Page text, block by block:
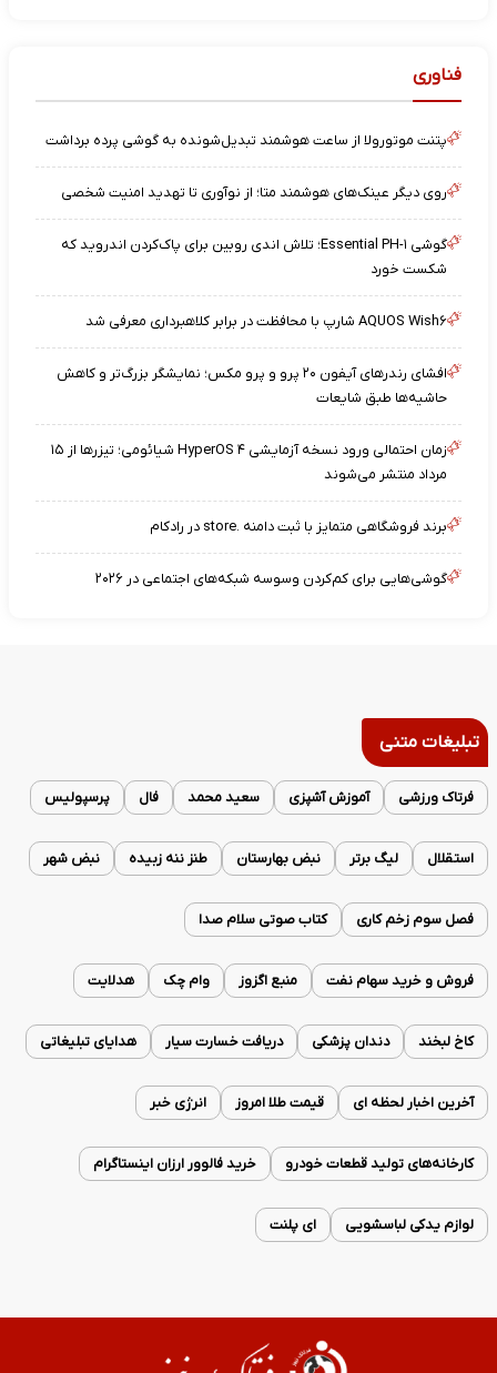
فناوری
پتنت موتورولا از ساعت هوشمند تبدیل‌شونده به گوشی پرده برداشت
روی دیگر عینک‌های هوشمند متا؛ از نوآوری تا تهدید امنیت شخصی
گوشی Essential PH-۱؛ تلاش اندی روبین برای پاک‌کردن اندروید که
شکست خورد
AQUOS Wish۶ شارپ با محافظت در برابر کلاهبرداری معرفی شد
افشای رندرهای آیفون ۲۰ پرو و پرو مکس؛ نمایشگر بزرگ‌تر و کاهش
حاشیه‌ها طبق شایعات
زمان احتمالی ورود نسخه آزمایشی HyperOS ۴ شیائومی؛ تیزرها از ۱۵
مرداد منتشر می‌شوند
برند فروشگاهی متمایز با ثبت دامنه .store در رادکام
گوشی‌هایی برای کم‌کردن وسوسه شبکه‌های اجتماعی در ۲۰۲۶
تبلیغات متنی
فرتاک ورزشی آموزش آشپزی سعید محمد فال پرسپولیس
استقلال لیگ برتر نبض بهارستان طنز ننه زبیده نبض شهر
فصل سوم زخم کاری کتاب صوتی سلام صدا
فروش و خرید سهام نفت منبع اگزوز وام چک هدلایت
کاخ لبخند دندان پزشکی دریافت خسارت سیار هدایای تبلیغاتی
آخرین اخبار لحظه ای قیمت طلا امروز انرژی خبر
کارخانه‌های تولید قطعات خودرو خرید فالوور ارزان اینستاگرام
لوازم یدکی لباسشویی ای پلنت